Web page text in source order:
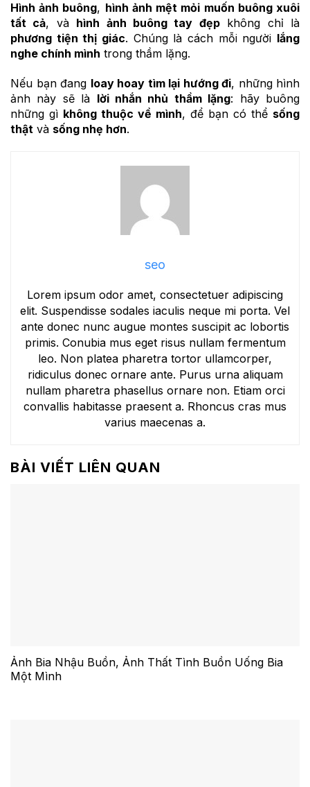
Hình ảnh buông, hình ảnh mệt mỏi muốn buông xuôi
tất cả, và hình ảnh buông tay đẹpkhông chỉ là
phương tiện thị giác. Chúng là cách mỗi người lắng
nghe chính mình trong thầm lặng.
Nếu bạn đang loay hoay tìm lại hướng đi, những hình
ảnh này sẽ là lời nhắn nhủ thầm lặng: hãy buông
những gì không thuộc về mình, để bạn có thể sống
thật và sống nhẹ hơn.
seo
Lorem ipsum odor amet, consectetuer adipiscing
elit. Suspendisse sodales iaculis neque mi porta. Vel
ante donec nunc augue montes suscipit ac lobortis
primis. Conubia mus eget risus nullam fermentum
leo. Non platea pharetra tortor ullamcorper,
ridiculus donec ornare ante. Purus urna aliquam
nullam pharetra phasellus ornare non. Etiam orci
convallis habitasse praesent a. Rhoncus cras mus
varius maecenas a.
BÀI VIẾT LIÊN QUAN
Ảnh Bia Nhậu Buồn, Ảnh Thất Tình Buồn Uống Bia
Một Mình